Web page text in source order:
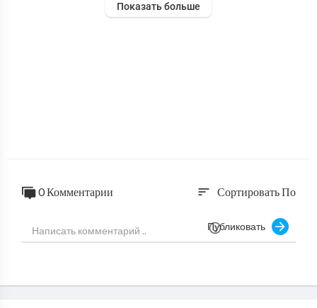
РЕКЛАМА : infonetormozi@gmail.com
Показать больше
0 Комментарии sort Сортировать По
Публиковать